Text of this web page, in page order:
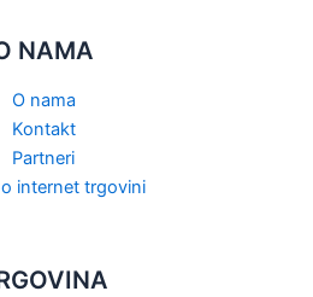
NAMA
O nama
Kontakt
Partneri
internet trgovini